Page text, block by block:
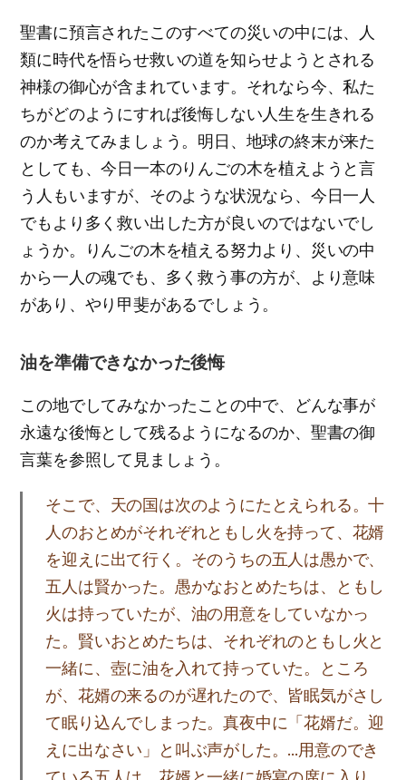
聖書に預言されたこのすべての災いの中には、人
類に時代を悟らせ救いの道を知らせようとされる
神様の御心が含まれています。それなら今、私た
ちがどのようにすれば後悔しない人生を生きれる
のか考えてみましょう。明日、地球の終末が来た
としても、今日一本のりんごの木を植えようと言
う人もいますが、そのような状況なら、今日一人
でもより多く救い出した方が良いのではないでし
ょうか。りんごの木を植える努力より、災いの中
から一人の魂でも、多く救う事の方が、より意味
があり、やり甲斐があるでしょう。
油を準備できなかった後悔
この地でしてみなかったことの中で、どんな事が
永遠な後悔として残るようになるのか、聖書の御
言葉を参照して見ましょう。
そこで、天の国は次のようにたとえられる。十
人のおとめがそれぞれともし火を持って、花婿
を迎えに出て行く。そのうちの五人は愚かで、
五人は賢かった。愚かなおとめたちは、ともし
火は持っていたが、油の用意をしていなかっ
た。賢いおとめたちは、それぞれのともし火と
一緒に、壺に油を入れて持っていた。ところ
が、花婿の来るのが遅れたので、皆眠気がさし
て眠り込んでしまった。真夜中に「花婿だ。迎
えに出なさい」と叫ぶ声がした。…用意のでき